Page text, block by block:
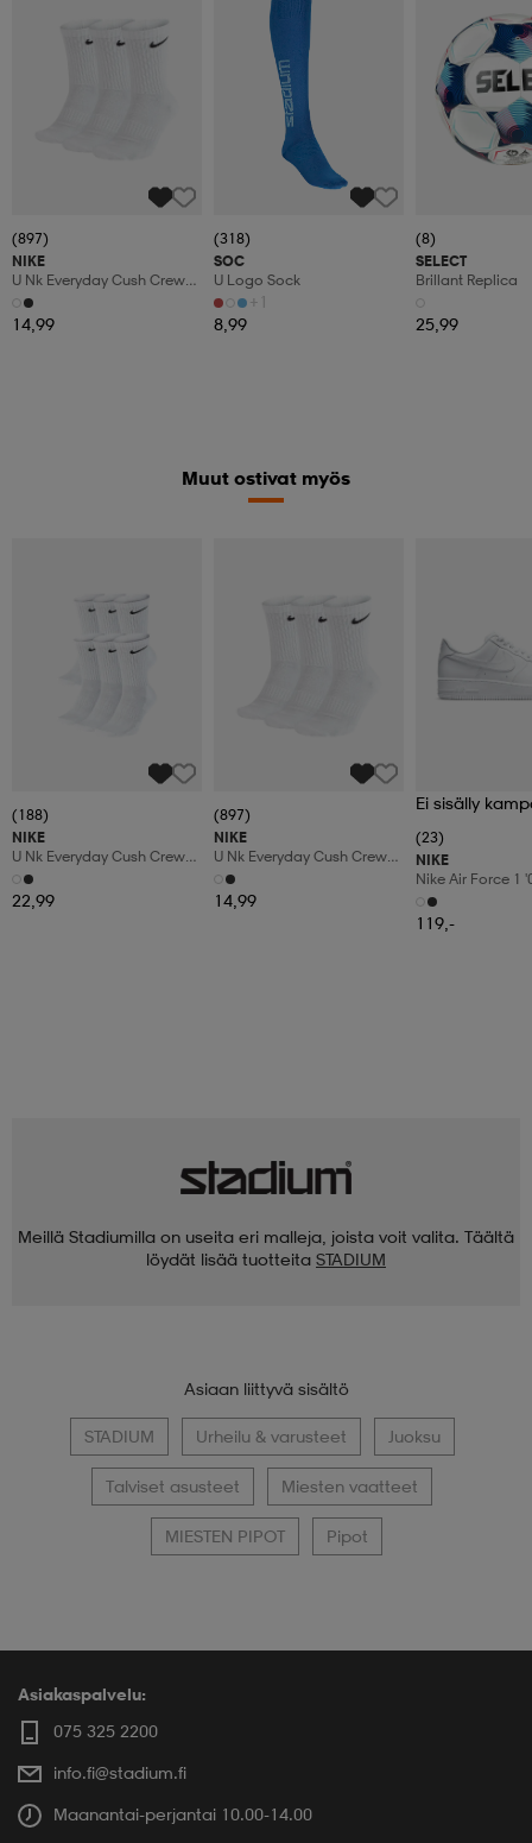
(897)
NIKE
U Nk Everyday Cush Crew
3pr
14,99
(318)
SOC
U Logo Sock
+1
8,99
(8)
SELECT
Brillant Replica
25,99
Muut ostivat myös
(188)
NIKE
U Nk Everyday Cush Crew
6pr-Bd
22,99
(897)
NIKE
U Nk Everyday Cush Crew
3pr
14,99
Ei sisälly
(23)
NIKE
Nike Air Force 1
Shoes
119,-
Meillä Stadiumilla on useita eri malleja, joista voit valita. Täältä
löydät lisää tuotteita STADIUM
Asiaan liittyvä sisältö
STADIUM Urheilu & varusteet Juoksu
Talviset asusteet Miesten vaatteet
MIESTEN PIPOT Pipot
Asiakaspalvelu:
075 325 2200
info.fi@stadium.fi
Maanantai-perjantai 10.00-14.00